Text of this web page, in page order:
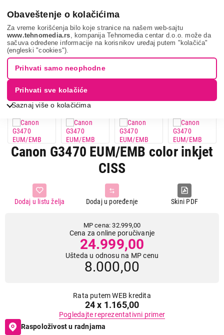
Obaveštenje o kolačićima
Za vreme korišćenja bilo koje stranice na našem web-sajtu
www.tehnomedia.rs , kompanija Tehnomedia centar d.o.o. može da
sačuva određene informacije na korisnikov uređaj putem "kolačića"
(engleski "cookies").
Saznaj više o kolačićima
Prihvati samo neophodne
Prihvati sve kolačiće
It & gaming Štampači Multifunkcijski štampači
Canon
g3470 eum...
24% UŠTEDA.
Canon G3470 EUM/EMB color inkjet
CISS
Skini PDF
Dodaj u poređenje
Dodaj u listu želja
MP cena: 32.999,00
Cena za online poručivanje
24.999,00
Ušteda u odnosu na MP cenu
8.000,00
Rata putem WEB kredita
24 x 1.165,00
Pogledajte reprezentativni primer
Raspoloživost u radnjama